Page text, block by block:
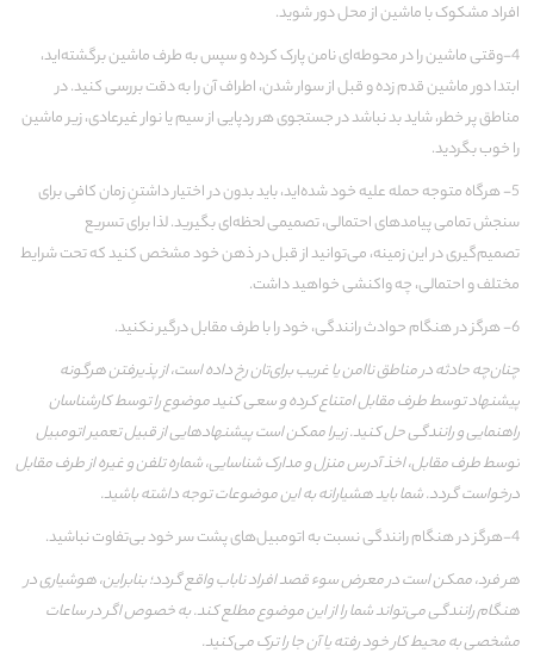
افراد مشکوک با ماشین از محل دور شوید.
4-وقتی ماشین را در محوطه­‌ای نامن پارک کرده و سپس به طرف ماشین برگشته­­‌اید،
ابتدا دور ماشین قدم زده و قبل از سوار شدن، اطراف آن را به دقت بررسی کنید. در
مناطق پر خطر، شاید بد نباشد در جستجوی هر ردپایی از سیم یا نوار غیرعادی، زیر ماشین
را خوب بگردید.
5- هرگاه متوجه حمله علیه خود شده‌اید، باید بدون در اختیار داشتنِ زمان کافی برای
سنجش تمامی پیامدهای احتمالی، تصمیمی لحظه­‌ای بگیرید. لذا برای تسریع
تصمیم‌گیری در این زمینه، می­‌توانید از قبل در ذهن خود مشخص کنید که تحت شرایط
مختلف و احتمالی، چه واکنشی خواهید داشت.
6- هرگز در هنگام حوادث رانندگی، ‌خود را با طرف مقابل درگیر نکنید.
چنان‌چه حادثه در مناطق ناامن یا غریب برای‌تان رخ داده است، از پذیرفتنهرگونه
پیش‏نهاد توسط طرف مقابل امتناع کرده و سعی کنید موضوع را توسط کارشناسان
راهنمایی و رانندگی حل کنید. زیرا ممکن است پیش‏نهادهایی از قبیل تعمیر اتومبیل
توسط طرف مقابل، اخذ آدرس منزل و مدارک شناسایی، شماره تلفن و غیره از طرف مقابل
درخواست گردد. شما باید هشیارانه به این موضوعات توجه داشته باشید.
4-هرگز در هنگام رانندگی نسبت به اتومبیل‏‌های پشت سر خود بی‌تفاوت نباشید.
هر فرد، ممکن است در معرض سوء قصد افراد ناباب واقع گردد؛ بنابراین، هوشیاریدر
هنگام رانندگی می‏‌تواند شما را از این موضوع مطلع کند. به‏ خصوص اگر در ساعات
مشخصی به محیط کار خود رفته یا ‏‏‏‏آن جا را ترک می‏‏‌کنید.